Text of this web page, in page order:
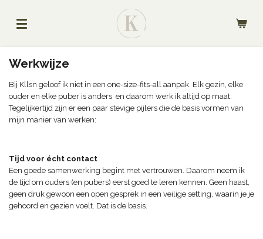
direct
de
hoofdinhoud
Werkwijze
Bij Kllsn geloof ik niet in een one-size-fits-all aanpak. Elk gezin, elke
ouder en elke puber is anders en daarom werk ik altijd op maat.
Tegelijkertijd zijn er een paar stevige pijlers die de basis vormen van
mijn manier van werken:
Tijd voor écht contact
Een goede samenwerking begint met vertrouwen. Daarom neem ik
de tijd om ouders (en pubers) eerst goed te leren kennen. Geen haast,
geen druk gewoon een open gesprek in een veilige setting, waarin je je
gehoord en gezien voelt. Dat is de basis.